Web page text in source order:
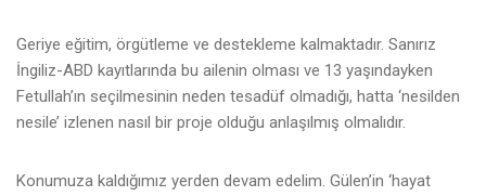
Geriye eğitim, örgütleme ve destekleme kalmaktadır. Sanırız
İngiliz-ABD kayıtlarında bu ailenin olması ve 13 yaşındayken
Fetullah’ın seçilmesinin neden tesadüf olmadığı, hatta ‘nesilden
nesile’ izlenen nasıl bir proje olduğu anlaşılmış olmalıdır.
Konumuza kaldığımız yerden devam edelim. Gülen’in ‘hayat